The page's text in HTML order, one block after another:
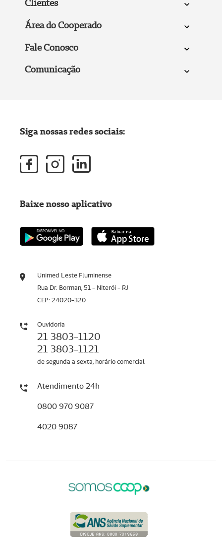
Clientes
Área do Cooperado
Fale Conosco
Comunicação
Unimed Leste Fluminense
Rua Dr. Borman, 51 - Niterói - RJ
CEP: 24020-320
Ouvidoria
21 3803-1120
21 3803-1121
de segunda a sexta, horário comercial
Atendimento 24h
0800 970 9087
4020 9087
Siga nossas redes sociais:
Baixe nosso aplicativo